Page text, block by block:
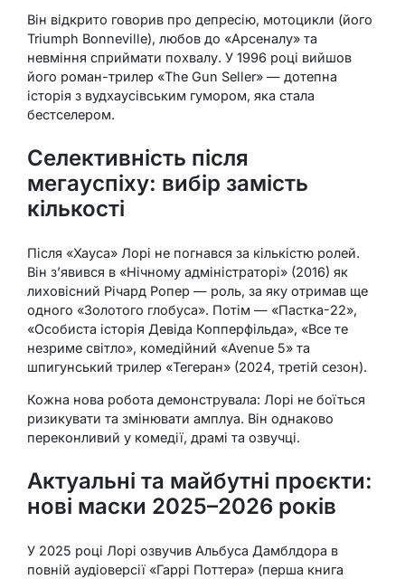
Він відкрито говорив про депресію, мотоцикли (його
Triumph Bonneville), любов до «Арсеналу» та
невміння сприймати похвалу. У 1996 році вийшов
його роман-трилер «The Gun Seller» — дотепна
історія з вудхаусівським гумором, яка стала
бестселером.
Селективність після
мегауспіху: вибір замість
кількості
Після «Хауса» Лорі не погнався за кількістю ролей.
Він з’явився в «Нічному адміністраторі» (2016) як
лиховісний Річард Ропер — роль, за яку отримав ще
одного «Золотого глобуса». Потім — «Пастка-22»,
«Особиста історія Девіда Копперфільда», «Все те
незриме світло», комедійний «Avenue 5» та
шпигунський трилер «Тегеран» (2024, третій сезон).
Кожна нова робота демонструвала: Лорі не боїться
ризикувати та змінювати амплуа. Він однаково
переконливий у комедії, драмі та озвучці.
Актуальні та майбутні проєкти:
нові маски 2025–2026 років
У 2025 році Лорі озвучив Альбуса Дамблдора в
повній аудіоверсії «Гаррі Поттера» (перша книга